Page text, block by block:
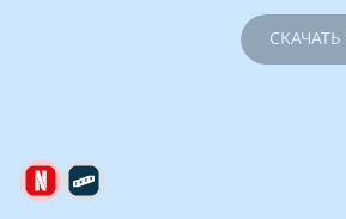
СКАЧАТЬ